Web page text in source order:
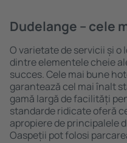
Dudelange – cele
O varietate de servicii și
dintre elementele cheie
succes. Cele mai bune
garantează cel mai înalt
gamă largă de facilități
standarde ridicate oferă
apropiere de principalele
Oaspeții pot folosi